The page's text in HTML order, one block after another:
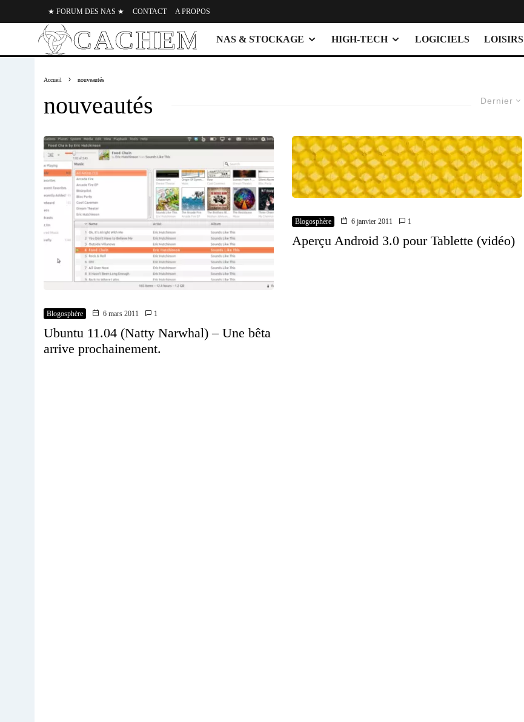
★ FORUM DES NAS ★ CONTACT A PROPOS
NAS & STOCKAGE HIGH-TECH LOGICIELS LOISIRS
Accueil nouveautés
Dernier
nouveautés
Blogosphère 6 mars 2011 1
Ubuntu 11.04 (Natty Narwhal) – Une bêta
arrive prochainement.
Blogosphère 6 janvier 2011 1
Aperçu Android 3.0 pour Tablette (vidéo)